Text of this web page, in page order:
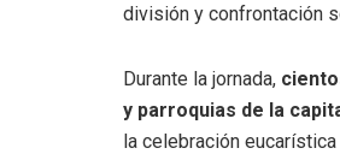
división y confrontación
Durante la jornada,
y parroquias de la
la celebración